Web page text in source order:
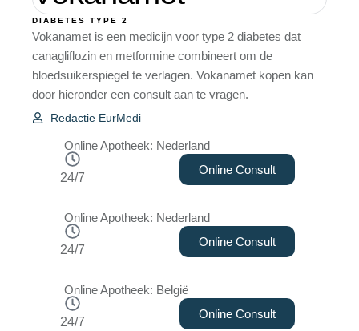
DIABETES TYPE 2
Vokanamet is een medicijn voor type 2 diabetes dat
canagliflozin en metformine combineert om de
bloedsuikerspiegel te verlagen. Vokanamet kopen kan
door hieronder een consult aan te vragen.
Redactie EurMedi
Online Apotheek: Nederland
24/7
Online Consult
Online Apotheek: Nederland
24/7
Online Consult
Online Apotheek: België
24/7
Online Consult